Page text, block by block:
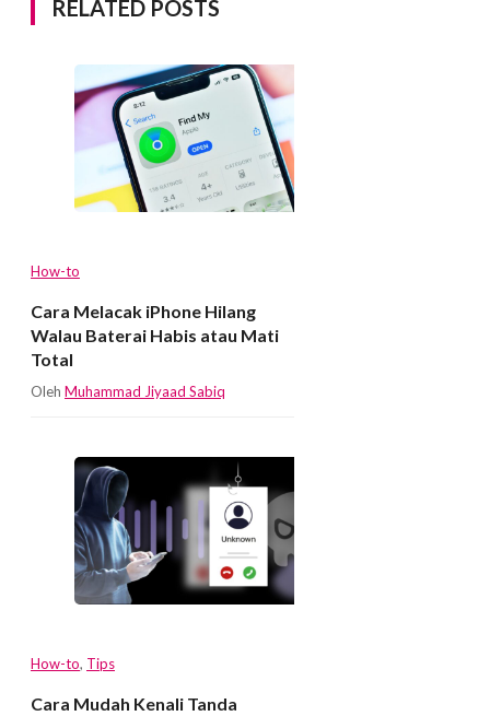
RELATED POSTS
How-to
Cara Melacak iPhone Hilang
Walau Baterai Habis atau Mati
Total
Oleh Muhammad Jiyaad Sabiq
How-to, Tips
Cara Mudah Kenali Tanda